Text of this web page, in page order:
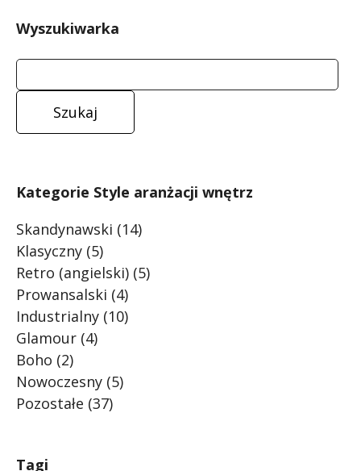
Wyszukiwarka
Kategorie Style aranżacji wnętrz
Skandynawski (14)
Klasyczny (5)
Retro (angielski) (5)
Prowansalski (4)
Industrialny (10)
Glamour (4)
Boho (2)
Nowoczesny (5)
Pozostałe (37)
Tagi